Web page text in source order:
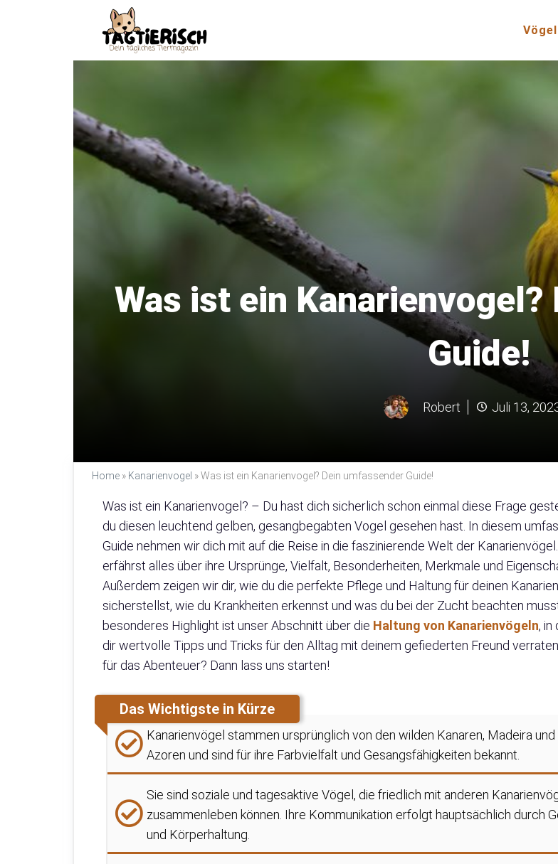
Vögel
Was ist ein
Guide!
Robert Juli 13,
Home » Kanarienvogel »Was ist ein Kanarienvogel? Dein umfassender Guide!
Was ist ein Kanarienvogel? – Du hast dich sicherlich schon einmal diese Frage
du diesen leuchtend gelben, gesangbegabten Vogel gesehen hast. In diesem
Guide nehmen wir dich mit auf die Reise in die faszinierende Welt der
erfährst alles über ihre Ursprünge, Vielfalt, Besonderheiten, Merkmale und
Außerdem zeigen wir dir, wie du die perfekte Pflege und Haltung für deinen
sicherstellst, wie du Krankheiten erkennst und was du bei der Zucht beachten
besonderes Highlight ist unser Abschnitt über die Haltung von Kanarienvögeln, in
dir wertvolle Tipps und Tricks für den Alltag mit deinem gefiederten Freund
für das Abenteuer? Dann lass uns starten!
Das Wichtigste in Kürze
Kanarienvögel stammen ursprünglich von den wilden Kanaren, Madeira und
Azoren und sind für ihre Farbvielfalt und Gesangsfähigkeiten bekannt.
Sie sind soziale und tagesaktive Vögel, die friedlich mit anderen
zusammenleben können. Ihre Kommunikation erfolgt hauptsächlich durch
und Körperhaltung.